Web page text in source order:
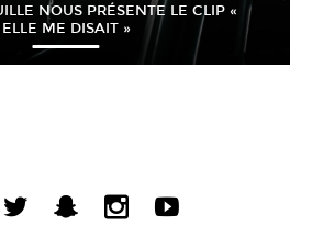
NOUS PRÉSENTE LE CLIP «
ELLE ME DISAIT »